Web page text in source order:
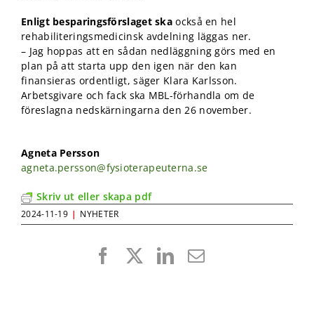
Enligt besparingsförslaget ska också en hel
rehabiliteringsmedicinsk avdelning läggas ner.
– Jag hoppas att en sådan nedläggning görs med en
plan på att starta upp den igen när den kan
finansieras ordentligt, säger Klara Karlsson.
Arbetsgivare och fack ska MBL-förhandla om de
föreslagna nedskärningarna den 26 november.
Agneta Persson
agneta.persson@fysioterapeuterna.se
Skriv ut eller skapa pdf
2024-11-19 | NYHETER
FacebookLinkedIn
E-